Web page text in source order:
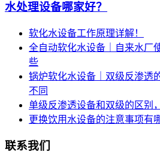
水处理设备哪家好？
软化水设备工作原理详解！
全自动软化水设备｜自来水厂
些
锅炉软化水设备｜双级反渗透
不同
单级反渗透设备和双级的区别
更换饮用水设备的注意事项有
联系我们